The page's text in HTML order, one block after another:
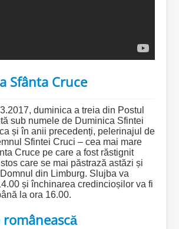
Sfânta Cruce
duminica a treia din Postul
sub numele de Duminica Sfintei
și în anii precedenți, pelerinajul de
Sfintei Cruci – cea mai mare
Cruce pe care a fost răstignit
care se mai păstrază astăzi și
din Limburg. Slujba va
și închinarea credincioșilor va fi
la ora 16.00.